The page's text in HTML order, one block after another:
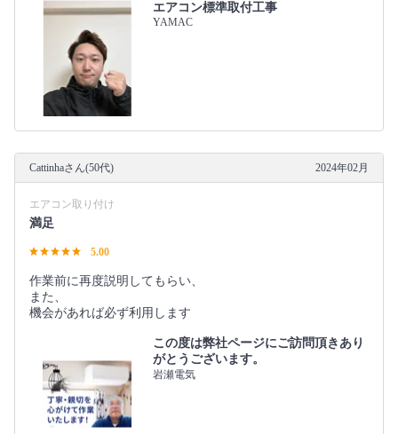
エアコン標準取付工事
YAMAC
Cattinhaさん(50代) 2024年02月
エアコン取り付け
満足
5.00
作業前に再度説明してもらい、
また、
機会があれば必ず利用します
この度は弊社ページにご訪問頂きあり
がとうございます。
岩瀬電気